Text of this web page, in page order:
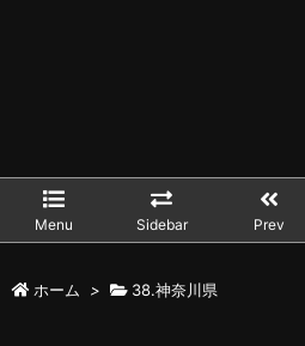
Menu Sidebar Prev
ホーム > 38.神奈川県